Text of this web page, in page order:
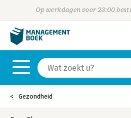
Op werkdagen voor 23:00
Gezondheid